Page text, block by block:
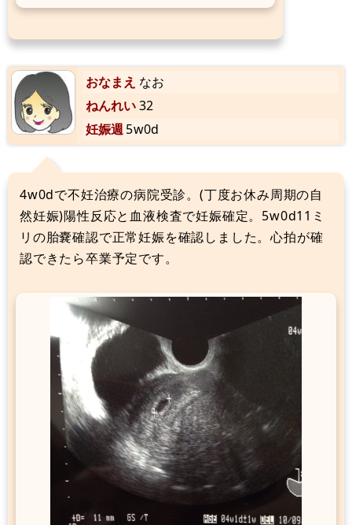
おなまえ なお
ねんれい32
妊娠週5w0d
4w0dで不妊治療の病院受診。(丁度お休み周期の自
然妊娠)陽性反応と血液検査で妊娠確定。5w0d11ミ
リの胎嚢確認で正常妊娠を確認しました。心拍が確
認できたら卒業予定です。